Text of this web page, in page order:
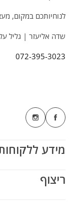
לנוחיותכם במקום,
שדה אליעזר | גליל
072-395-3023
מידע
ריצוף